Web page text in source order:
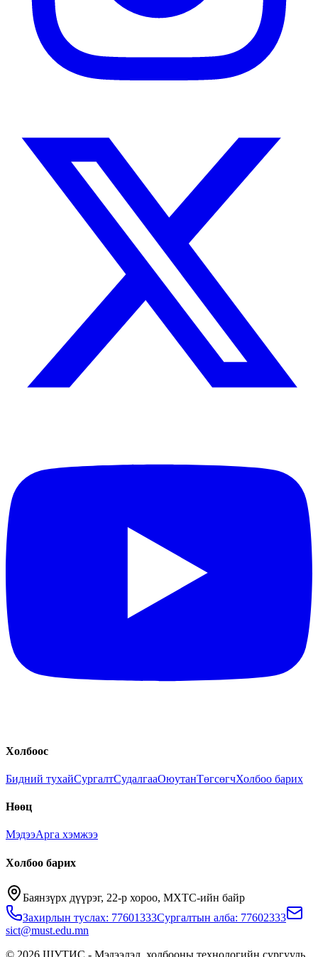
Холбоос
Бидний тухайСургалтСудалгааОюутанТөгсөгчХолбоо барих
Нөөц
МэдээАрга хэмжээ
Холбоо барих
Баянзүрх дүүрэг, 22-р хороо, МХТС-ийн байр
Захирлын туслах: 77601333Сургалтын алба: 77602333
sict@must.edu.mn
© 2026 ШУТИС - Мэдээлэл, холбооны технологийн сургууль.